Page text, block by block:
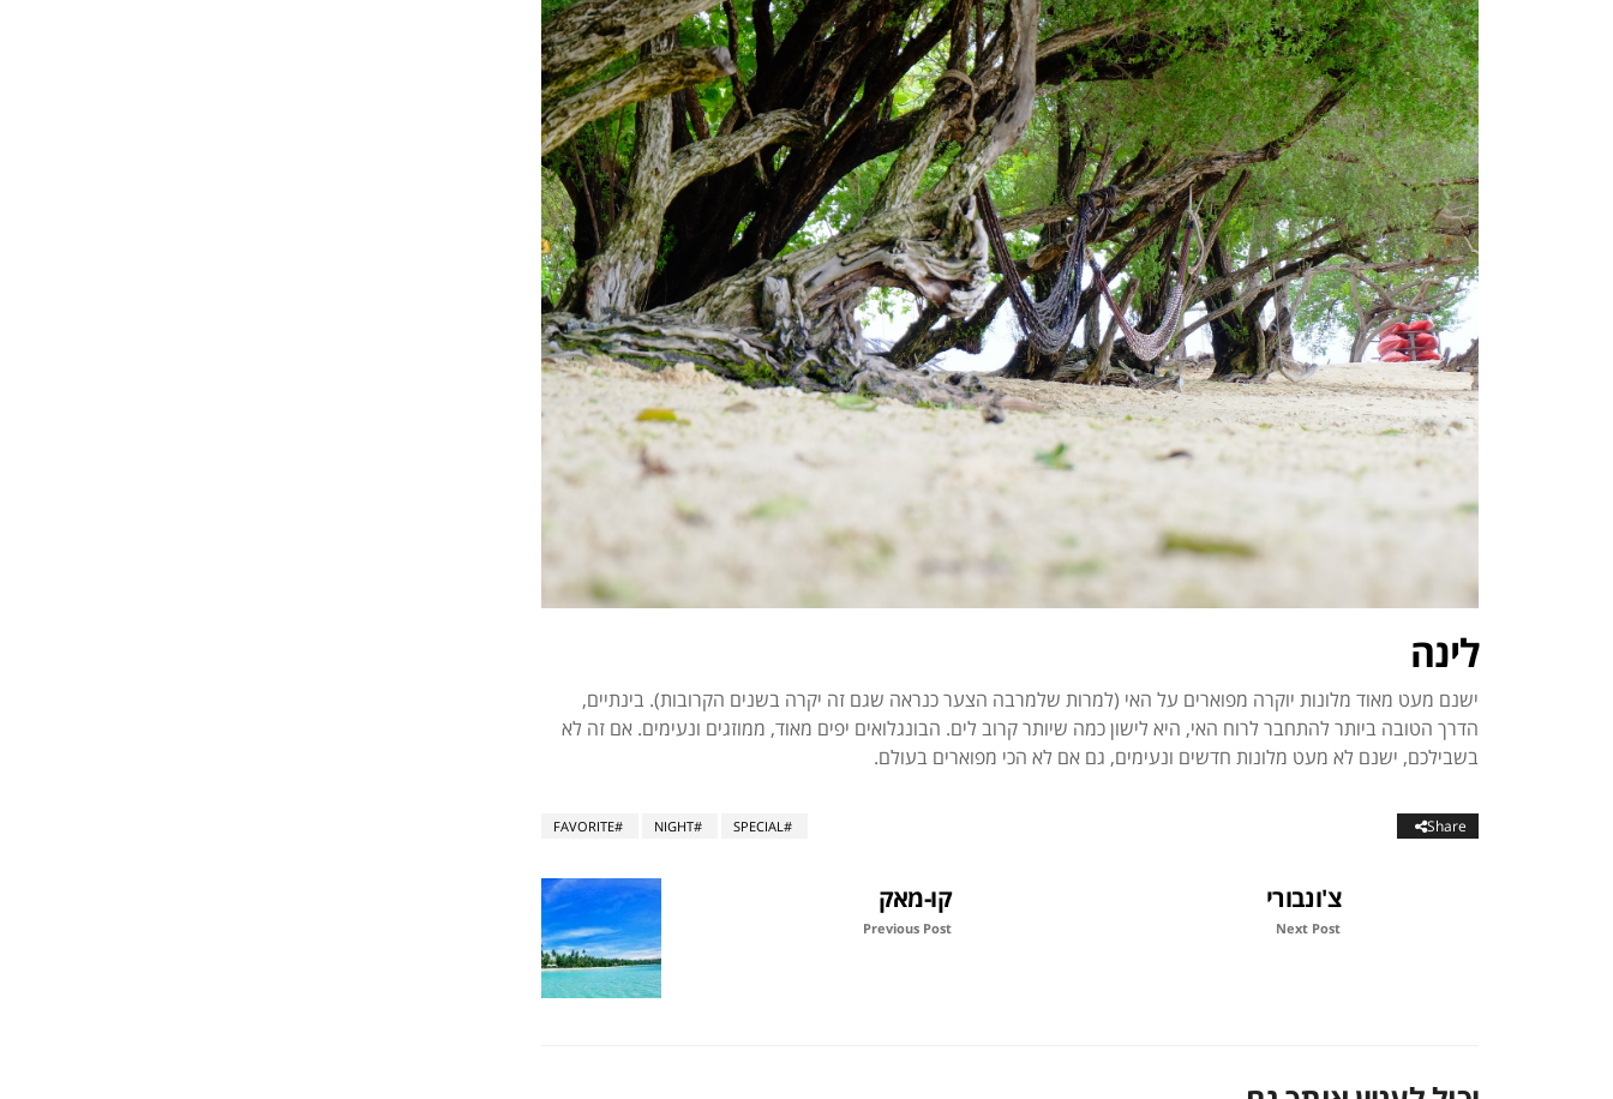
לינה
ישנם מעט מאוד מלונות יוקרה מפוארים על האי (למרות שלמרבה הצער כנראה שגם זה יקרה בשנים הקרובות). בינתיים,
הדרך הטובה ביותר להתחבר לרוח האי, היא לישון כמה שיותר קרוב לים. הבונגלואים יפים מאוד, ממוזגים ונעימים. אם זה לא
בשבילכם, ישנם לא מעט מלונות חדשים ונעימים, גם אם לא הכי מפוארים בעולם.
FAVORITE NIGHT SPECIAL Share
קו-מאק
Previous Post
צ'ונבורי
Next Post